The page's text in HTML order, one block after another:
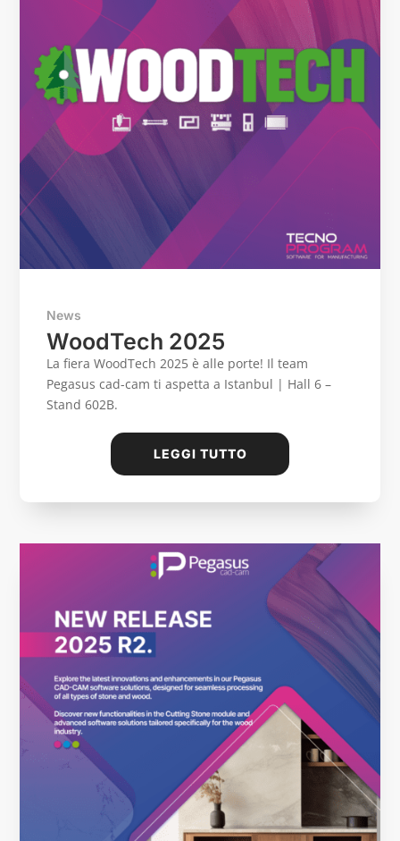
WoodTech 2025
News
La fiera WoodTech 2025 è alle porte! Il team
Pegasus cad-cam ti aspetta a Istanbul | Hall 6 –
Stand 602B.
LEGGI TUTTO